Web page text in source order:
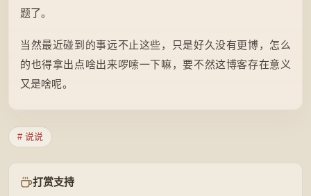
题了。
当然最近碰到的事远不止这些，只是好久没有更博，怎么
的也得拿出点啥出来啰嗦一下嘛，要不然这博客存在意义
又是啥呢。
# 说说
打赏支持